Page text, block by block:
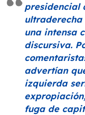
presidencial
una intensa
discursiva.
advertían
izquierda
fuga de